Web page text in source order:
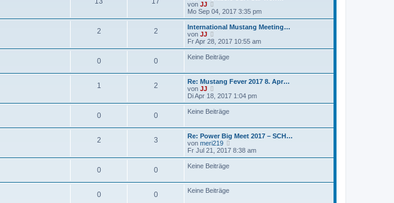
a
g
e
i
t
a
g
von JJ
e
u
e
B
i
t
a
g
Mo Sep 04, 2017 3:35 pm
2 2
International Mustang Meeting…
von JJ
e
u
e
e
r
e
i
t
a
g
Fr Apr 28, 2017 10:55 am
0 0 Keine Beiträge
1 2
Re: Mustang Fever 2017 8. Apr…
von JJ
e
u
e
e
r
B
e
i
t
a
g
Di Apr 18, 2017 1:04 pm
0 0 Keine Beiträge
2 3
Re: Power Big Meet 2017 – SCH…
von meri219
e
u
e
Fr Jul 21, 2017 8:38 am
0 0 Keine Beiträge
0 0 Keine Beiträge